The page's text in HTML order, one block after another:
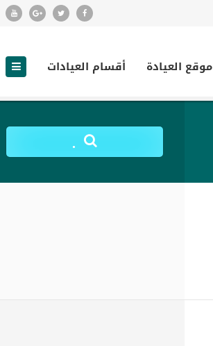
موقع العيادة أقسام العيادات
.